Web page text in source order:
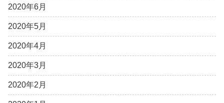
2020年6月
2020年5月
2020年4月
2020年3月
2020年2月